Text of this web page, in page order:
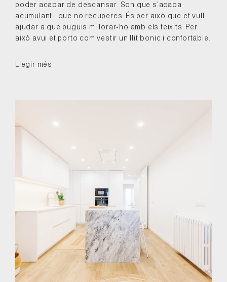
poder acabar de descansar. Son que s'acaba
acumulant i que no recuperes. És per això que et vull
ajudar a que puguis millorar-ho amb els teixits. Per
això avui et porto com vestir un llit bonic i confortable.
Llegir més